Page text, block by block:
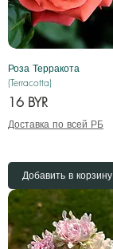
Роза Терракота
(Terracotta)
Цена
16 BYR
Доставка по всей РБ
Добавить в корзину